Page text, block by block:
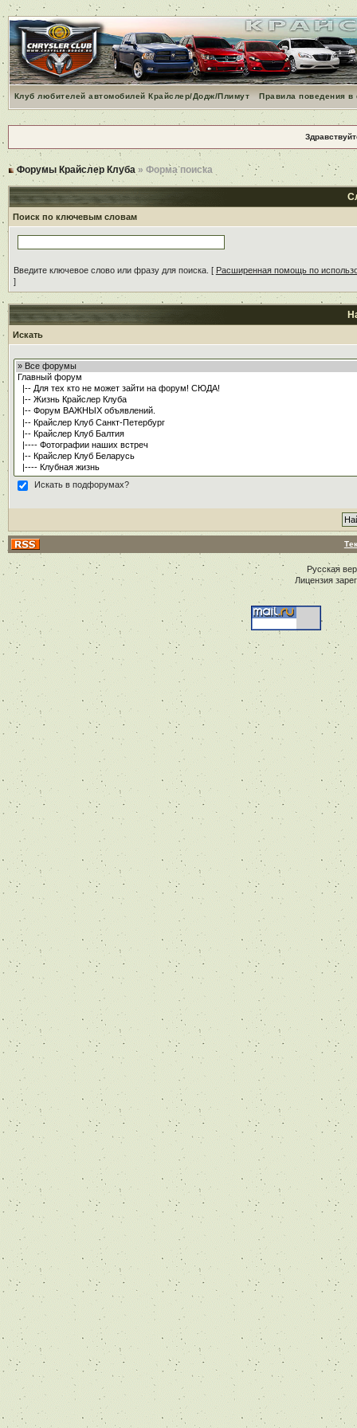
Клуб любителей автомобилей Крайслер/Додж/Плимут Правила поведения
Форумы Крайслер Клуба » Форма поиска
Поиск по ключевым словам
Введите ключевое слово или фразу для поиска. [ Расширенная помощь по
]
Искать
Искать в подфорумах?
Русская
Лицензия